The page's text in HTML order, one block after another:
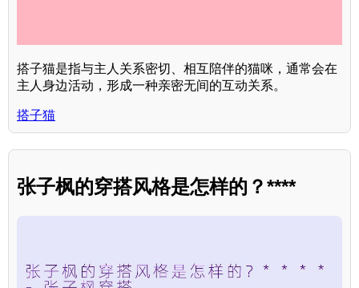
搭子猫是指与主人关系密切、相互陪伴的猫咪，通常会在
主人身边活动，形成一种亲密无间的互动关系。
搭子猫
张子枫的穿搭风格是怎样的？****